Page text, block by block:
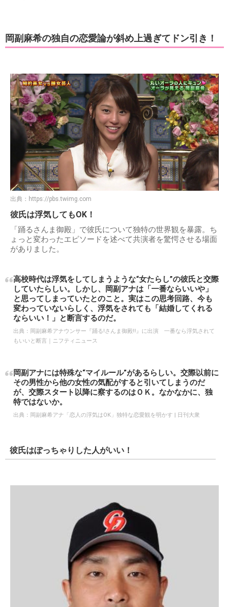
岡副麻希の独自の恋愛論が斜め上過ぎてドン引き！
出典： https://pbs.twimg.com
彼氏は浮気してもOK！
「踊るさんま御殿」で彼氏について独特の世界観を暴露。ち
ょっと変わったエピソードを述べて共演者を驚愕させる場面
がありました。
高校時代は浮気をしてしまうような“女たらし”の彼氏と交際
していたらしい。しかし、岡副アナは「一番ならいいや」
と思ってしまっていたとのこと。実はこの思考回路、今も
変わっていないらしく、浮気をされても「結婚してくれる
ならいい！」と断言するのだ。
出典： 岡副麻希アナウンサー『踊る!さんま御殿!!』に出演 一番なら浮気されて
もいいと断言｜ニフティニュース
岡副アナには特殊な“マイルール”があるらしい。交際以前に
その男性から他の女性の気配がすると引いてしまうのだ
が、交際スタート以降に察するのはＯＫ。なかなかに、独
特ではないか。
出典： 岡副麻希アナ「恋人の浮気はOK」独特な恋愛観を明かす | 日刊大衆
彼氏はぽっちゃりした人がいい！